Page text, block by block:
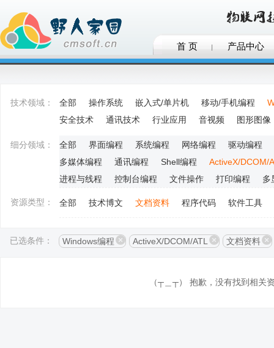
首 页 产品中心
技术领域： 全部 操作系统 嵌入式/单片机 移动/手机编程
安全技术
通讯技术 行业应用 音视频 图形图像
细分领域： 全部 界面编程 系统编程 网络编程
驱动编程
多媒体编程
通讯编程 Shell编程
ActiveX/DCOM/
进程与线程
控制台编程 文件操作 打印编程 多
资源类型： 全部 技术博文 文档资料 程序代码 软件工具
已选条件： Windows编程 ActiveX/DCOM/ATL 文档资料
（┬＿┬） 抱歉，没有找到相关